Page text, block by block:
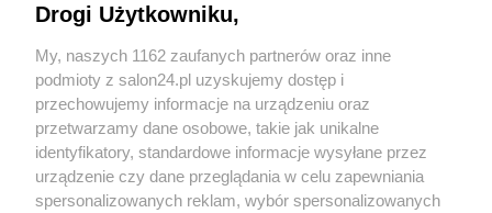
Sport
Społeczeństwo
Kultura
Drogi Użytkowniku,
My, naszych 1162 zaufanych partnerów oraz inne
podmioty z salon24.pl uzyskujemy dostęp i
przechowujemy informacje na urządzeniu oraz
przetwarzamy dane osobowe, takie jak unikalne
identyfikatory, standardowe informacje wysyłane przez
urządzenie czy dane przeglądania w celu zapewniania
spersonalizowanych reklam, wybór spersonalizowanych